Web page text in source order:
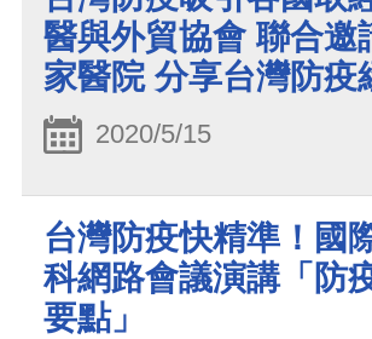
醫與外貿協會 聯合邀
家醫院 分享台灣防疫
2020/5/15
台灣防疫快精準！國
科網路會議演講「防
要點」